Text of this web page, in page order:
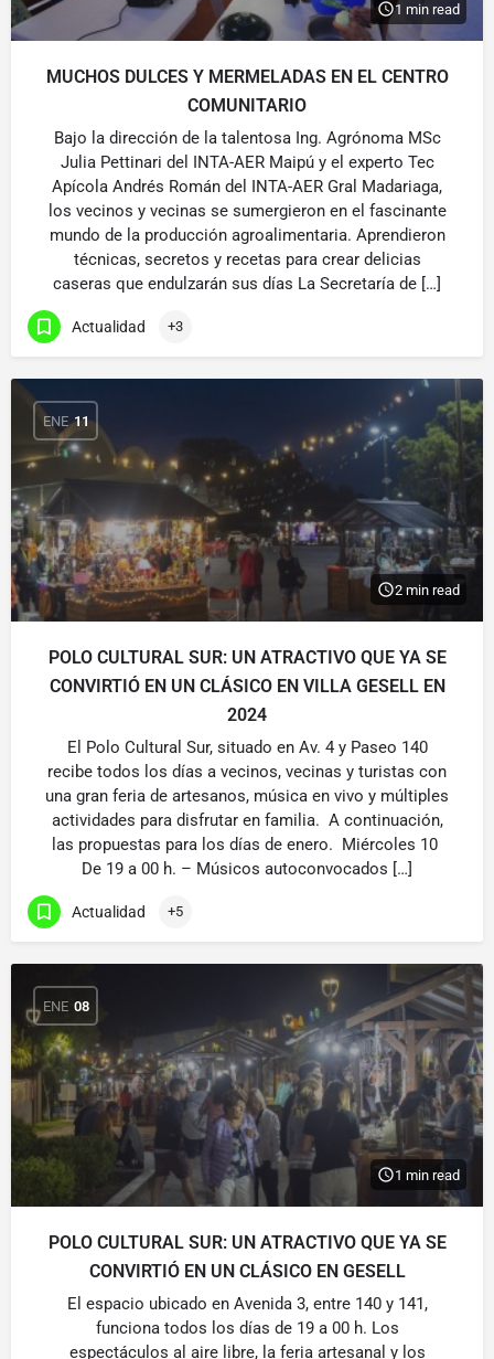
1 min read
MUCHOS DULCES Y MERMELADAS EN EL CENTRO
COMUNITARIO
Bajo la dirección de la talentosa Ing. Agrónoma MSc
Julia Pettinari del INTA-AER Maipú y el experto Tec
Apícola Andrés Román del INTA-AER Gral Madariaga,
los vecinos y vecinas se sumergieron en el fascinante
mundo de la producción agroalimentaria. Aprendieron
técnicas, secretos y recetas para crear delicias
caseras que endulzarán sus días La Secretaría de […]
Actualidad +3
ENE 11
2 min read
POLO CULTURAL SUR: UN ATRACTIVO QUE YA SE
CONVIRTIÓ EN UN CLÁSICO EN VILLA GESELL EN
2024
El Polo Cultural Sur, situado en Av. 4 y Paseo 140
recibe todos los días a vecinos, vecinas y turistas con
una gran feria de artesanos, música en vivo y múltiples
actividades para disfrutar en familia. A continuación,
las propuestas para los días de enero. Miércoles 10
De 19 a 00 h. – Músicos autoconvocados […]
Actualidad +5
ENE 08
1 min read
POLO CULTURAL SUR: UN ATRACTIVO QUE YA SE
CONVIRTIÓ EN UN CLÁSICO EN GESELL
El espacio ubicado en Avenida 3, entre 140 y 141,
funciona todos los días de 19 a 00 h. Los
espectáculos al aire libre, la feria artesanal y los